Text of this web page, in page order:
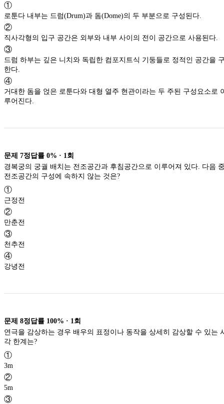
①
로툰다 내부는 드럼(Drum)과 돔(Dome)의 두 부분으로 구성된다.
②
직사각형의 입구 공간은 외부와 내부 사이의 전이 공간으로 사용된다.
③
드럼 하부는 깊은 니치와 독립한 컴포지트식 기둥들로 정적인 공간을
한다.
④
거대한 돔을 얹은 로툰다와 대형 열주 현관이라는 두 주된 구성요소로
루어진다.
문제 7정답률 0% · 1 회
경복궁의 궁궐 배치는 전조공간과 후침공간으로 이루어져 있다. 다음
전조공간의 구성에 속하지 않는 것은?
①
근정전
②
만춘전
③
천추전
④
강녕전
문제 8정답률 100% · 1 회
연극을 감상하는 경우 배우의 표정이나 동작을 상세히 감상할 수 있는
각 한계는?
①
3m
②
5m
③